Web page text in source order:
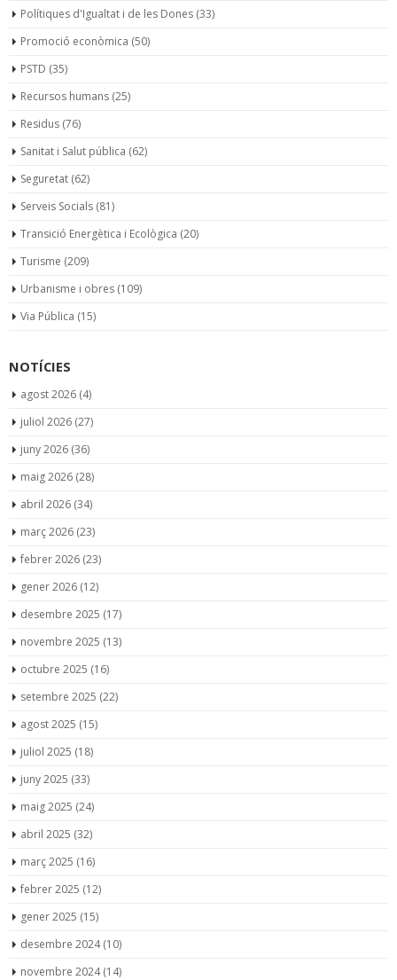
Polítiques d'Igualtat i de les Dones (33)
Promoció econòmica (50)
PSTD (35)
Recursos humans (25)
Residus (76)
Sanitat i Salut pública (62)
Seguretat (62)
Serveis Socials (81)
Transició Energètica i Ecològica (20)
Turisme (209)
Urbanisme i obres (109)
Via Pública (15)
NOTÍCIES
agost 2026 (4)
juliol 2026 (27)
juny 2026 (36)
maig 2026 (28)
abril 2026 (34)
març 2026 (23)
febrer 2026 (23)
gener 2026 (12)
desembre 2025 (17)
novembre 2025 (13)
octubre 2025 (16)
setembre 2025 (22)
agost 2025 (15)
juliol 2025 (18)
juny 2025 (33)
maig 2025 (24)
abril 2025 (32)
març 2025 (16)
febrer 2025 (12)
gener 2025 (15)
desembre 2024(10)
novembre 2024(14)